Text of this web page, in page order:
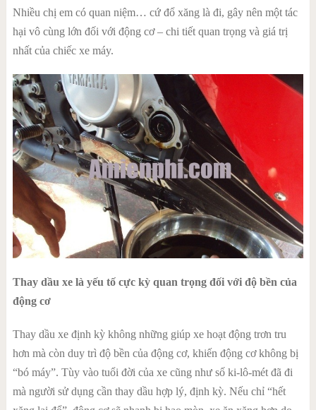
Nhiều chị em có quan niệm… cứ đổ xăng là đi, gây nên một tác
hại vô cùng lớn đối với động cơ – chi tiết quan trọng và giá trị
nhất của chiếc xe máy.
Thay dầu xe là yếu tố cực kỳ quan trọng đối với độ bền của
động cơ
Thay dầu xe định kỳ không những giúp xe hoạt động trơn tru
hơn mà còn duy trì độ bền của động cơ, khiến động cơ không bị
“bó máy”. Tùy vào tuổi đời của xe cũng như số ki-lô-mét đã đi
mà người sử dụng cần thay dầu hợp lý, định kỳ. Nếu chỉ “hết